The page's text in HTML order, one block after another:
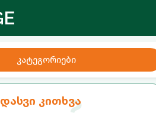
კატეგორიები
დასვი კითხვა